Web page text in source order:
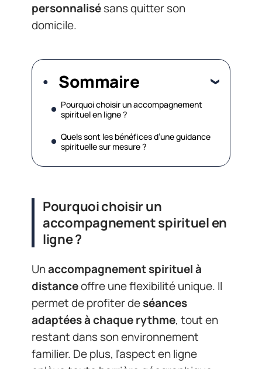
personnalisésans quitter son
domicile.
Sommaire
Pourquoi choisir un accompagnement
spirituel en ligne ?
Quels sont les bénéfices d’une guidance
spirituelle sur mesure ?
Pourquoi choisir un
accompagnement spirituel en
ligne ?
Unaccompagnement spirituel à
distanceoffre une flexibilité unique. Il
permet de profiter deséances
adaptées à chaque rythme, tout en
restant dans son environnement
familier. De plus, l’aspect en ligne